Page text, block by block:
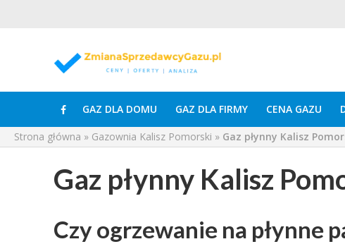
GAZ DLA DOMU GAZ DLA FIRMY CENA GAZU
Strona główna » Gazownia Kalisz Pomorski » Gaz płynny Kalisz
Gaz płynny Kalisz
Czy ogrzewanie na płynne